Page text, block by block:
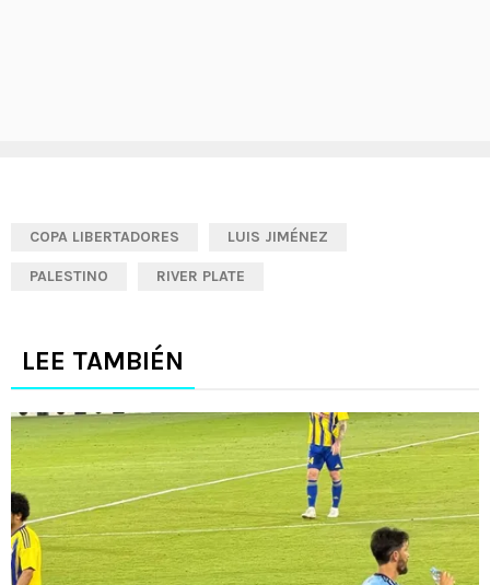
COPA LIBERTADORES LUIS JIMÉNEZ
PALESTINO RIVER PLATE
LEE TAMBIÉN